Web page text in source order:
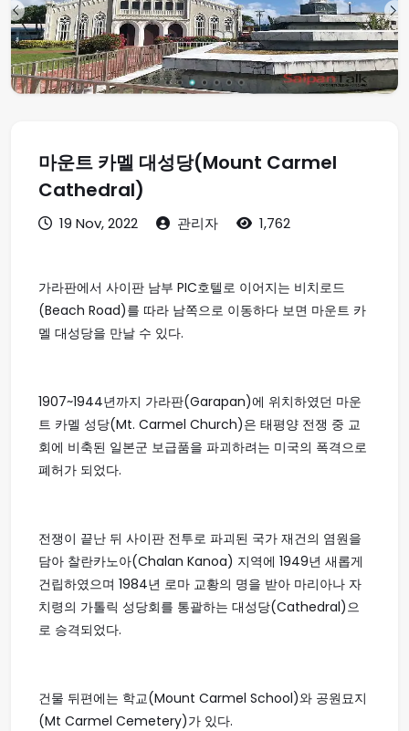
마운트 카멜 대성당(Mount Carmel
Cathedral)
19 Nov, 2022 관리자 1,762
가라판에서 사이판 남부 PIC호텔로 이어지는 비치로드
(Beach Road)를 따라 남쪽으로 이동하다 보면 마운트 카
멜 대성당을 만날 수 있다.
1907~1944년까지 가라판(Garapan)에 위치하였던 마운
트 카멜 성당(Mt. Carmel Church)은 태평양 전쟁 중 교
회에 비축된 일본군 보급품을 파괴하려는 미국의 폭격으로
폐허가 되었다.
전쟁이 끝난 뒤 사이판 전투로 파괴된 국가 재건의 염원을
담아 찰란카노아(Chalan Kanoa) 지역에 1949년 새롭게
건립하였으며 1984년 로마 교황의 명을 받아 마리아나 자
치령의 가톨릭 성당회를 통괄하는 대성당(Cathedral)으
로 승격되었다.
건물 뒤편에는 학교(Mount Carmel School)와 공원묘지
(Mt Carmel Cemetery)가 있다.